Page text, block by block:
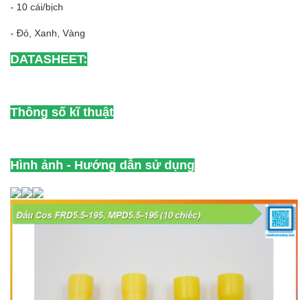
- 10 cái/bịch
- Đỏ, Xanh, Vàng
DATASHEET:
Thông số kĩ thuật
Hình ảnh - Hướng dẫn sử dụng